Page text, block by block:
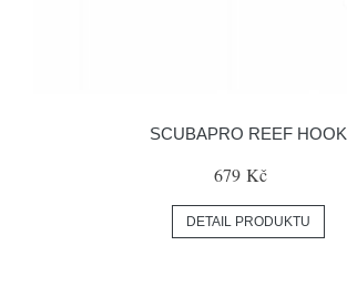
SCUBAPRO REEF HOOK
679 Kč
DETAIL PRODUKTU